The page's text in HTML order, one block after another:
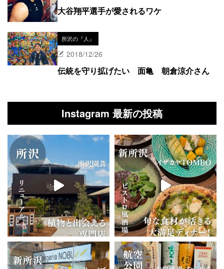
大谷翔平選手が愛されるワケ
所沢の『人』
2018/12/26
伝統を守り拡げたい 面亀 朝倉涼介さん
Instagram 最新の投稿